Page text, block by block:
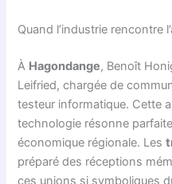
Quand l’industrie rencontre
À Hagondange, Benoît
Leifried, chargée de
testeur informatique. Cette
technologie résonne
économique régionale. Les
préparé des réceptions
ces unions si symboliques